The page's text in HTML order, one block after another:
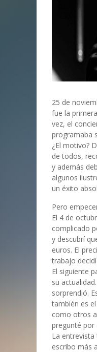
25 de
fue la
vez, el
programaba
¿El motivo?
de todos,
y además
algunos
un éxito
Pero
El 4 de
complicado
y descubrí
euros. El
trabajo
El siguiente
su
sorprendió.
también es
como otros
pregunté por
La
escribo más